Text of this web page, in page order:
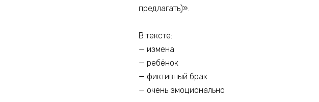
предлагать)».
В тексте:
— измена
— ребёнок
— фиктивный брак
— очень эмоционально